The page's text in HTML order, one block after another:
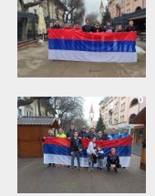
0